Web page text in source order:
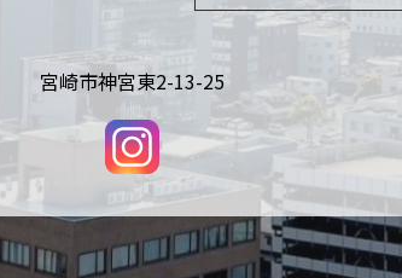
宮崎市神宮東2-13-25